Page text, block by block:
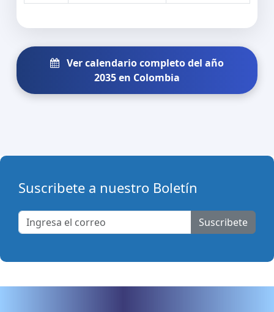
Ver calendario completo del año
2035 en Colombia
Suscribete a nuestro Boletín
Suscribete